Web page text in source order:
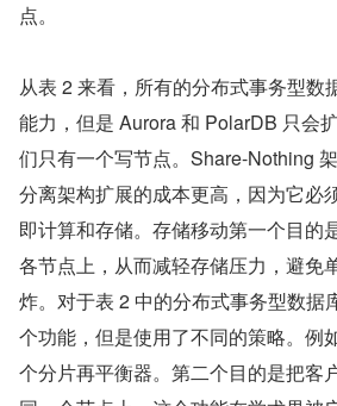
点。
从表 2 来看，所有的分布式事务型数
能力，但是 Aurora 和 PolarDB 只会
们只有一个写节点。Share-Nothing
分离架构扩展的成本更高，因为它必
即计算和存储。存储移动第一个目的
各节点上，从而减轻存储压力，避免
炸。对于表 2 中的分布式事务型数据
个功能，但是使用了不同的策略。例
个分片再平衡器。第二个目的是把客